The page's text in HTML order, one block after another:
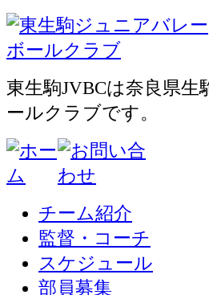
東生駒JVBCは奈良県
ールクラブです。
チーム紹介
監督・コーチ
スケジュール
部員募集